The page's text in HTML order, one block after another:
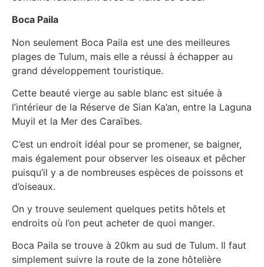
Boca Paila
Non seulement Boca Paila est une des meilleures
plages de Tulum, mais elle a réussi à échapper au
grand développement touristique.
Cette beauté vierge au sable blanc est située à
l’intérieur de la Réserve de Sian Ka’an, entre la Laguna
Muyil et la Mer des Caraïbes.
C’est un endroit idéal pour se promener, se baigner,
mais également pour observer les oiseaux et pêcher
puisqu’il y a de nombreuses espèces de poissons et
d’oiseaux.
On y trouve seulement quelques petits hôtels et
endroits où l’on peut acheter de quoi manger.
Boca Paila se trouve à 20km au sud de Tulum. Il faut
simplement suivre la route de la zone hôtelière